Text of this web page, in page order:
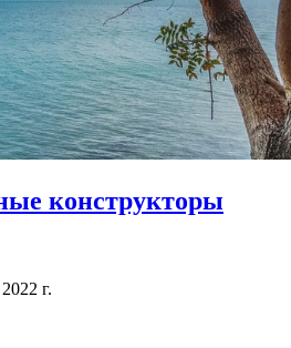
конструкторы
г.